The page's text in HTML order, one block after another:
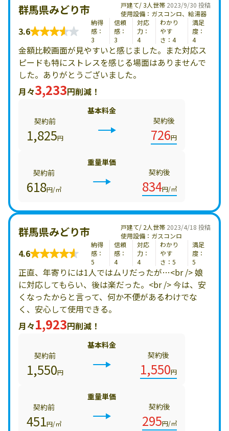
2023/9/30 投稿
群馬県みどり市
戸建て/ 3人世帯
使用設備：ガスコンロ、給湯器
3.6
納得
感：
3
信頼
感：
3
対応
力：
4
わかり
やす
さ：4
満足
度：
4
金額比較画面が見やすいと感じました。また対応ス
ピードも特にストレスを感じる場面はありませんで
した。ありがとうございました。
月々3,233円削減！
基本料金
契約前
1,825円
契約後
726円
重量単価
契約前
618円/㎥
契約後
834円/㎥
2023/4/18 投稿
群馬県みどり市
戸建て/ 2人世帯
使用設備：ガスコンロ
4.6
納得
感：
5
信頼
感：
4
対応
力：
4
わかり
やす
さ：5
満足
度：
5
正直、年寄りには1人ではムリだったが…<br /> 娘
に対応してもらい、後は楽だった。<br /> 今は、安
くなったからと言って、何か不便があるわけでな
く、安心して使用できる。
月々1,923円削減！
基本料金
契約前
1,550円
契約後
1,550円
重量単価
契約前
451円/㎥
契約後
295円/㎥